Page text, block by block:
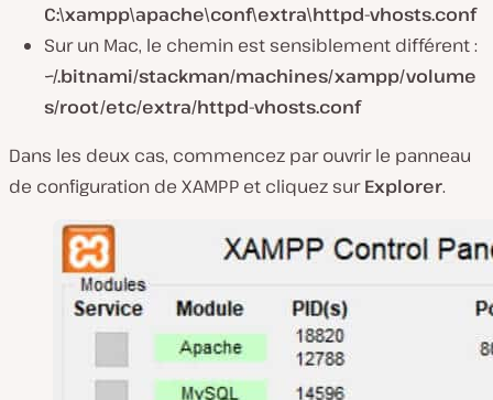
C:\xampp\apache\conf\extra\httpd-vhosts.conf
Sur un Mac, le chemin est sensiblement différent :
~/.bitnami/stackman/machines/xampp/volume
s/root/etc/extra/httpd-vhosts.conf
Dans les deux cas, commencez par ouvrir le panneau
de configuration de XAMPP et cliquez surExplorer.